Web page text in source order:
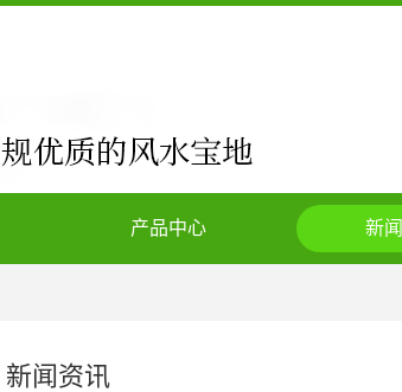
产品中心 新
新闻资讯